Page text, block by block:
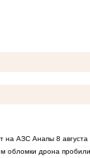
на АЗС Анапы 8 августа
обломки дрона